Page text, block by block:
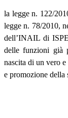
la legge n. 122/
legge n. 78/2010,
dell’INAIL di
delle funzioni già
nascita di un vero
e promozione della